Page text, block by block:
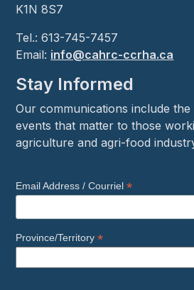
K1N 8S7
Tel.: 613-745-7457
Email: info@cahrc-ccrha.ca
Stay Informed
Our communications include
events that matter to those
agriculture and agri-food
Email Address / Courriel*
Province/Territory*